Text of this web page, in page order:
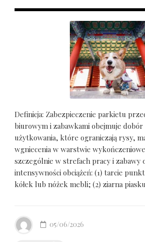
Definicja: Zabezpieczenie parkietu
biurowym i zabawkami obejmuje dobór
użytkowania, które ograniczają rysy,
wgniecenia w warstwie
szczególnie w strefach pracy i zabawy
intensywności obciążeń: (1) tarcie
kółek lub nóżek mebli; (2) ziarna
05/06/2026